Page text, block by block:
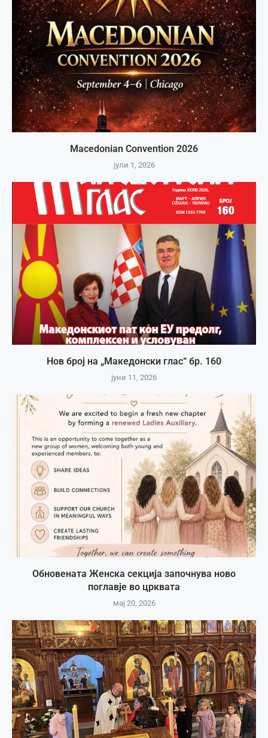
Macedonian Convention 2026
јули 1, 2026
Нов број на „Македонски глас“ бр. 160
јуни 11, 2026
Обновената Женска секција започнува ново
поглавје во црквата
мај 20, 2026